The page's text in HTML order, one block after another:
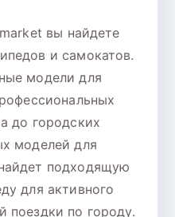
вы найдете
и самокатов.
модели для
до городских
моделей для
подходящую
для активного
поездки по городу.